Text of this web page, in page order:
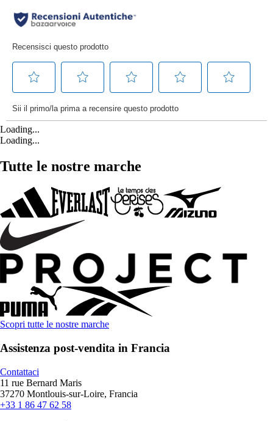
Loading...
Loading...
Tutte le nostre marche
Scopri tutte le nostre marche
Assistenza post-vendita in Francia
Contattaci
11 rue Bernard Maris
37270 Montlouis-sur-Loire, Francia
+33 1 86 47 62 58